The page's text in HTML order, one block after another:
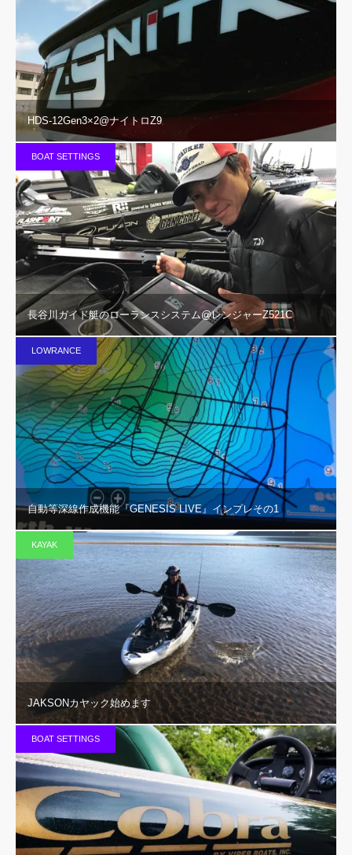
HDS-12Gen3×2@ナイトロZ9
BOAT SETTINGS
長谷川ガイド艇のローランスシステム@レンジャーZ521C
LOWRANCE
自動等深線作成機能『GENESIS LIVE』インプレその1
KAYAK
JAKSONカヤック始めます
BOAT SETTINGS